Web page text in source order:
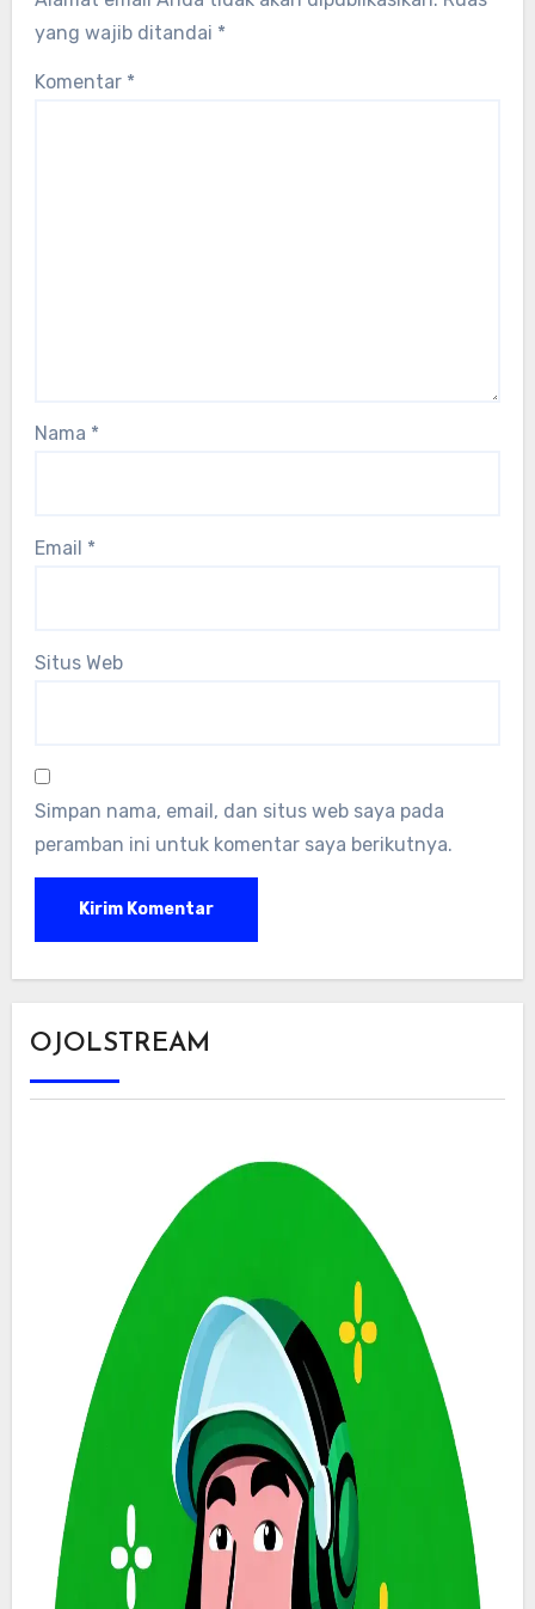
yang wajib ditandai *
Komentar *
Nama *
Email *
Situs Web
Simpan nama, email, dan situs web saya pada
peramban ini untuk komentar saya berikutnya.
OJOLSTREAM